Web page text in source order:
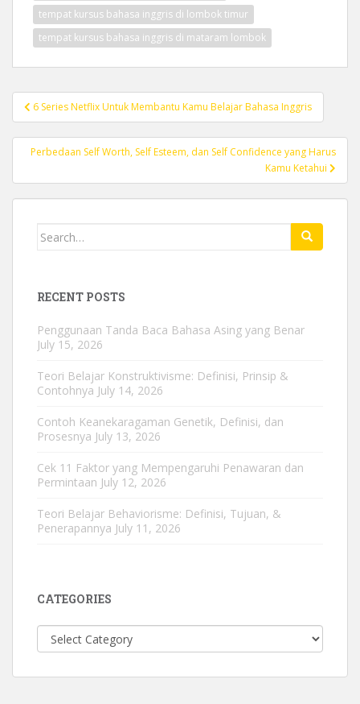
tempat kursus bahasa inggris di lombok timur
tempat kursus bahasa inggris di mataram lombok
Post
navigation
6 Series Netflix Untuk Membantu Kamu Belajar Bahasa Inggris
Perbedaan Self Worth, Self Esteem, dan Self Confidence yang Harus
Kamu Ketahui
Search
RECENT POSTS
Penggunaan Tanda Baca Bahasa Asing yang Benar
July 15, 2026
Teori Belajar Konstruktivisme: Definisi, Prinsip &
Contohnya July 14, 2026
Contoh Keanekaragaman Genetik, Definisi, dan
Prosesnya July 13, 2026
Cek 11 Faktor yang Mempengaruhi Penawaran dan
Permintaan July 12, 2026
Teori Belajar Behaviorisme: Definisi, Tujuan, &
Penerapannya July 11, 2026
CATEGORIES
Categories